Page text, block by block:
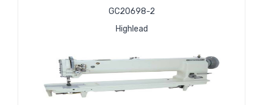
GC20698-2
Highlead